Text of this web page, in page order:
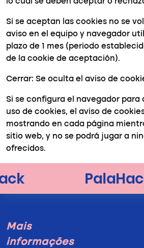
Si se aceptan las cookies no se
aviso en el equipo y navegador
plazo de 1 mes (periodo
de la cookie de aceptación).
Cerrar: Se oculta el aviso de
Si se configura el navegador para
uso de cookies, el aviso de
mostrando en cada página
sitio web, y no se podrá jugar a
ofrecidos.
Mais
informações